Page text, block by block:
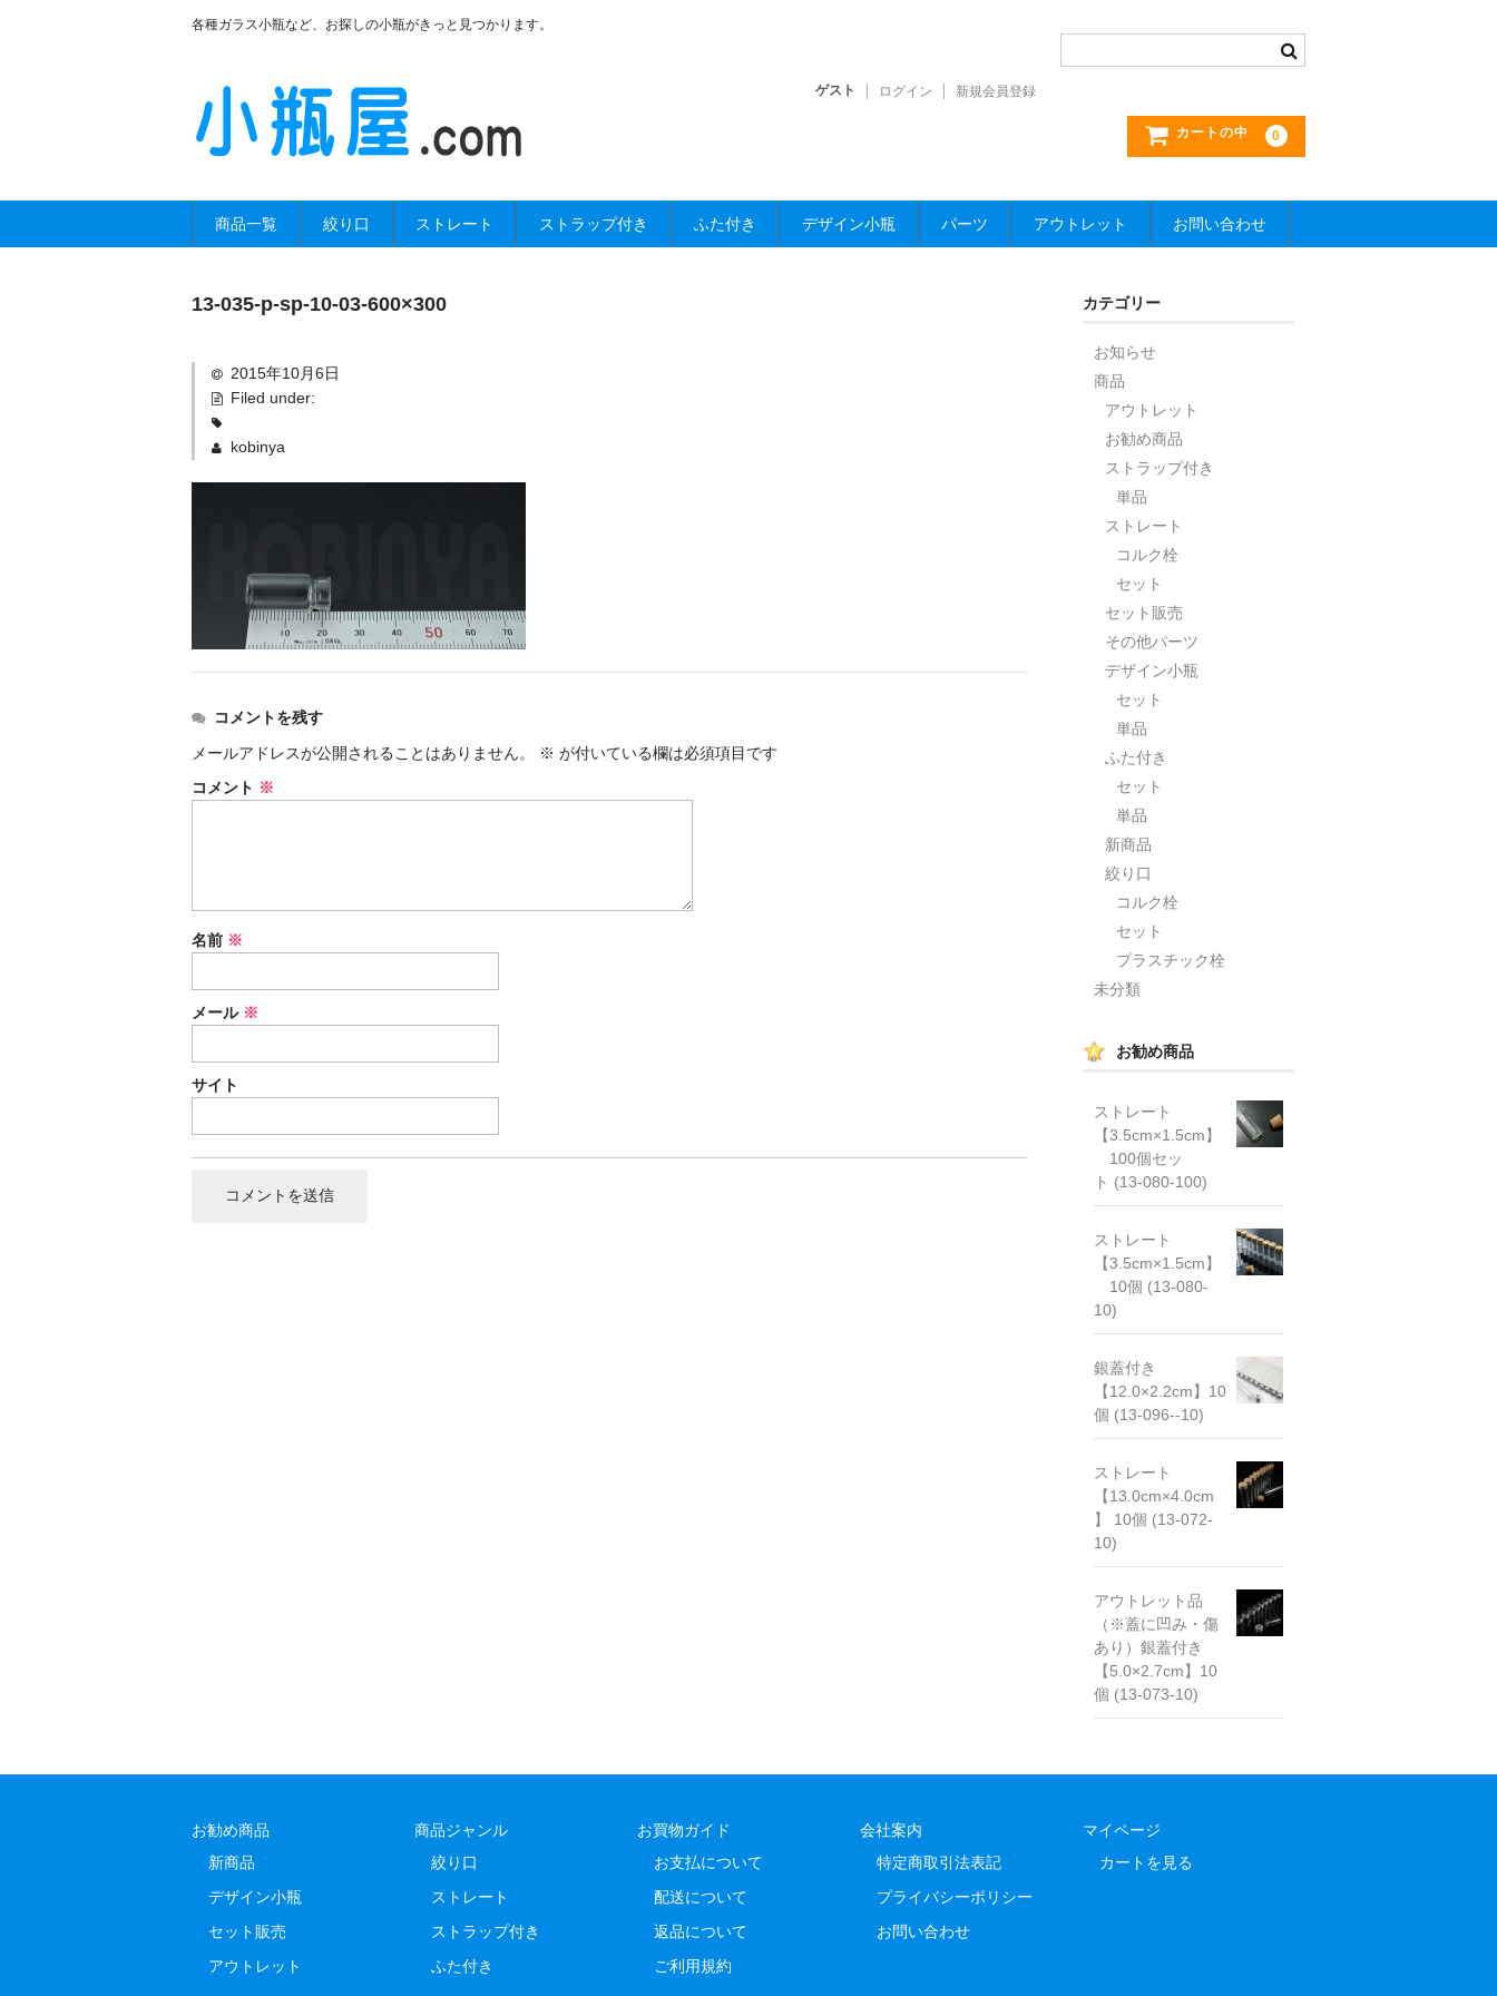
各種ガラス小瓶など、お探しの小瓶がきっと見つかります。
ゲスト ログイン 新規会員登録
カートの中 0
商品一覧 絞り口 ストレート ストラップ付き ふた付き デザイン小瓶 パーツ アウトレット お問い合わせ
13-035-p-sp-10-03-600×300
2015年10月6日
Filed under:
kobinya
コメントを残す
メールアドレスが公開されることはありません。
※ が付いている欄は必須項目です
コメント ※
名前 ※
メール ※
サイト
カテゴリー
お知らせ
商品
アウトレット
お勧め商品
ストラップ付き
単品
ストレート
コルク栓
セット
セット販売
その他パーツ
デザイン小瓶
セット
単品
ふた付き
セット
単品
新商品
絞り口
コルク栓
セット
プラスチック栓
未分類
お勧め商品
ストレート
【3.5cm×1.5cm】
100個セッ
ト (13-080-100)
ストレート
【3.5cm×1.5cm】
10個 (13-080-
10)
銀蓋付き
【12.0×2.2cm】10
個 (13-096--10)
ストレート
【13.0cm×4.0cm
】 10個 (13-072-
10)
アウトレット品
（※蓋に凹み・傷
あり）銀蓋付き
【5.0×2.7cm】10
個 (13-073-10)
お勧め商品
新商品
デザイン小瓶
セット販売
アウトレット
商品ジャンル
絞り口
ストレート
ストラップ付き
ふた付き
お買物ガイド
お支払について
配送について
返品について
ご利用規約
会社案内
特定商取引法表記
プライバシーポリシー
お問い合わせ
マイページ
カートを見る